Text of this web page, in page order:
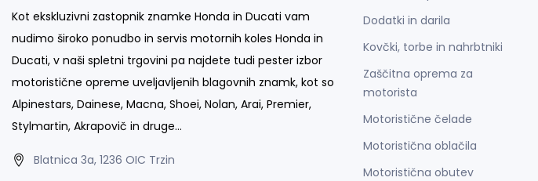
Kot ekskluzivni zastopnik znamke Honda in Ducati vam
nudimo široko ponudbo in servis motornih koles Honda in
Ducati, v naši spletni trgovini pa najdete tudi pester izbor
motoristične opreme uveljavljenih blagovnih znamk, kot so
Alpinestars, Dainese, Macna, Shoei, Nolan, Arai, Premier,
Stylmartin, Akrapovič in druge…
Blatnica 3a, 1236 OIC Trzin
Dodatki in darila
Kovčki, torbe in nahrbtniki
Zaščitna oprema za
motorista
Motoristične čelade
Motoristična oblačila
Motoristična obutev